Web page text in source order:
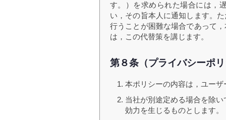
す。）を求められた場合には，
い，その旨本人に通知します。
行うことが困難な場合であって
は，この代替策を講じます。
第８条（プライバシーポ
本ポリシーの内容は，ユー
当社が別途定める場合を除
効力を生じるものとします。